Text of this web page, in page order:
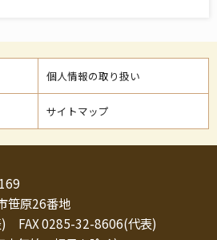
個人情報の取り扱い
サイトマップ
笹原26番地
FAX 0285-32-8606(代表)